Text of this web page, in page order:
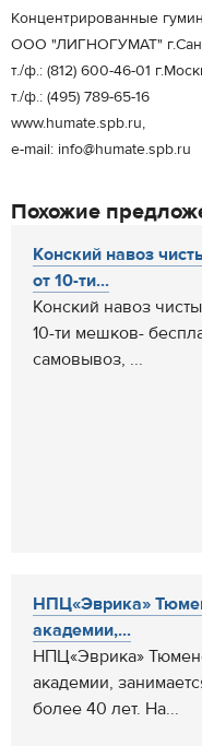
Концентрированные
ООО "ЛИГНОГУМАТ"
т./ф.: (812) 600-46-01
т./ф.: (495) 789-65-16
www.humate.spb.ru,
e-mail: info@humate.spb.ru
Похожие
Конский навоз
от 10-ти...
Конский навоз
10-ти мешков-
самовывоз, ...
НПЦ«Эврика»
академии,...
НПЦ«Эврика»
академии,
более 40 лет. На...